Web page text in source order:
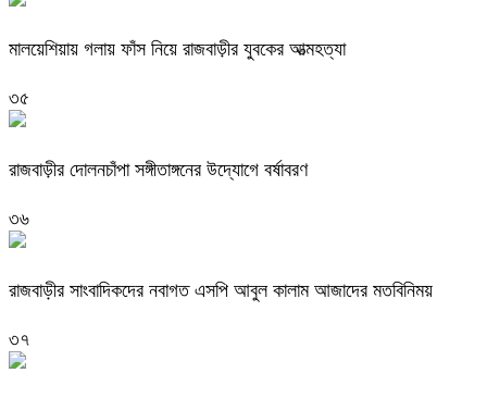
মালয়েশিয়ায় গলায় ফাঁস নিয়ে রাজবাড়ীর যুবকের আত্মহত্যা
৩৫
রাজবাড়ীর দোলনচাঁপা সঙ্গীতাঙ্গনের উদ্যোগে বর্ষাবরণ
৩৬
রাজবাড়ীর সাংবাদিকদের নবাগত এসপি আবুল কালাম আজাদের মতবিনিময়
৩৭